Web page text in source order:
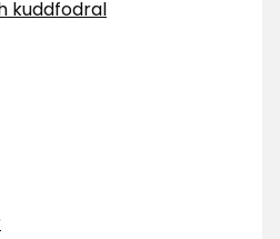
kuddfodral